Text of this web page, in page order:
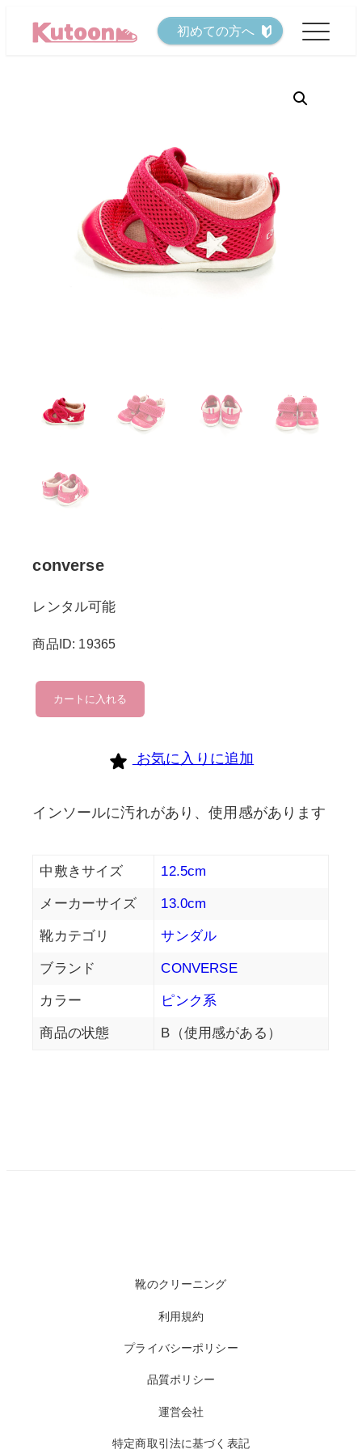
初めての方へ
converse
レンタル可能
商品ID: 19365
converse
個
カートに入れる
お気に入りに追加
インソールに汚れがあり、使用感があります
中敷きサイズ 12.5cm
メーカーサイズ 13.0cm
靴カテゴリ サンダル
ブランド CONVERSE
カラー ピンク系
商品の状態 B（使用感がある）
靴のクリーニング
利用規約
プライバシーポリシー
品質ポリシー
運営会社
特定商取引法に基づく表記